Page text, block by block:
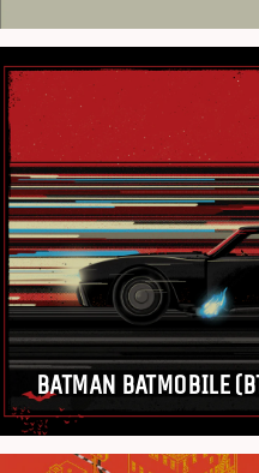
BATMAN BATMOBILE